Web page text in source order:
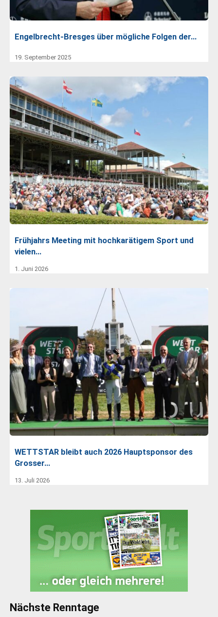
Engelbrecht-Bresges über mögliche Folgen der…
19. September 2025
Frühjahrs Meeting mit hochkarätigem Sport und
vielen…
1. Juni 2026
WETTSTAR bleibt auch 2026 Hauptsponsor des
Grosser…
13. Juli 2026
Nächste Renntage